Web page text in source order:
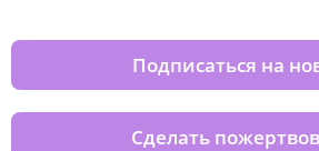
Подписаться на
Сделать